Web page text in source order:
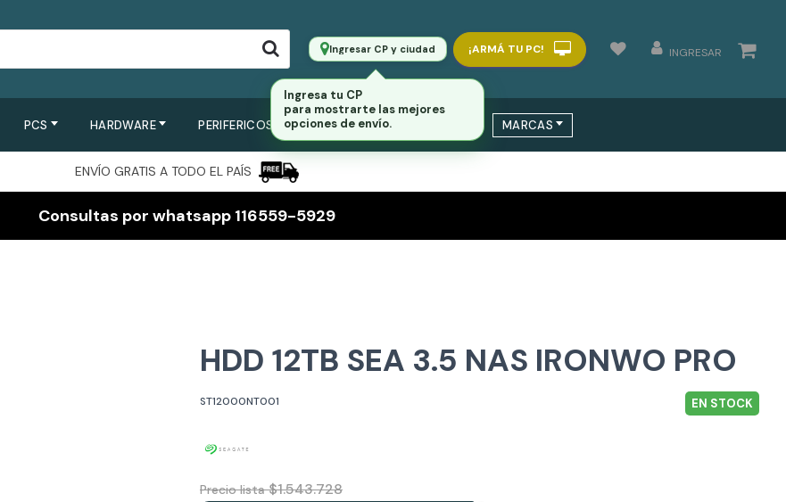
Ingresar CP y ciudad ¡ARMÁ TU PC! INGRESAR
PCS HARDWARE PERIFERICOS SERVIDORES / SWITCHS MARCAS
ENVÍO GRATIS A TODO EL PAÍS
Consultas por whatsapp 116559-5929
HDD 12TB SEA 3.5 NAS IRONWO PRO
ST12000NT001 EN STOCK
Precio lista $1.543.728